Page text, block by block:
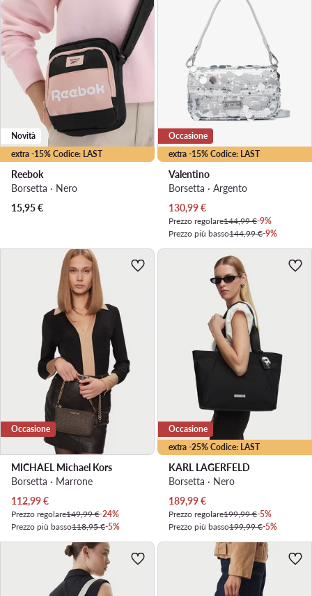
extra -15% Codice: LAST
Novità
Reebok
Borsetta · Nero
15,95€
extra -15% Codice: LAST
Occasione
Valentino
Borsetta · Argento
Prezzo attuale
130,99€
Prezzo regolare144,99 €-9%
Prezzo più basso144,99 €-9%
Occasione
MICHAEL Michael Kors
Borsetta · Marrone
Prezzo attuale
112,99€
Prezzo regolare149,99 €-24%
Prezzo più basso118,95 €-5%
extra -25% Codice: LAST
Occasione
KARL LAGERFELD
Borsetta · Nero
Prezzo attuale
189,99€
Prezzo regolare199,99 €-5%
Prezzo più basso199,99 €-5%